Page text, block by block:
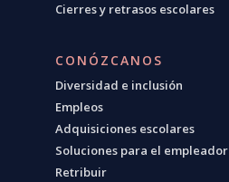
Cierres y retrasos escolares
CONÓZCANOS
Diversidad e inclusión
Empleos
Adquisiciones escolares
Soluciones para el empleador
Retribuir